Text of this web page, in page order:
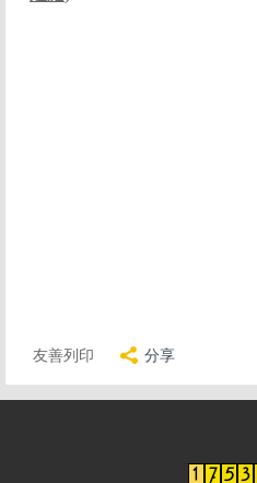
友善列印 分享